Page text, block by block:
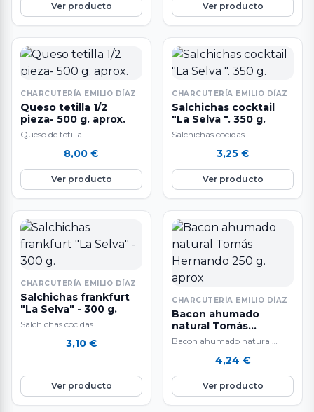
Ver producto Ver producto
CHARCUTERÍA EMILIO DÍAZ
Queso tetilla 1/2
pieza- 500 g. aprox.
Queso de tetilla
8,00 €
Ver producto
CHARCUTERÍA EMILIO DÍAZ
Salchichas cocktail
"La Selva ". 350 g.
Salchichas cocidas
3,25 €
Ver producto
CHARCUTERÍA EMILIO DÍAZ
Salchichas frankfurt
"La Selva" - 300 g.
Salchichas cocidas
3,10 €
Ver producto
CHARCUTERÍA EMILIO DÍAZ
Bacon ahumado
natural Tomás
Hernando 250 g. aprox
Bacon ahumado natural
4,24 €
Ver producto